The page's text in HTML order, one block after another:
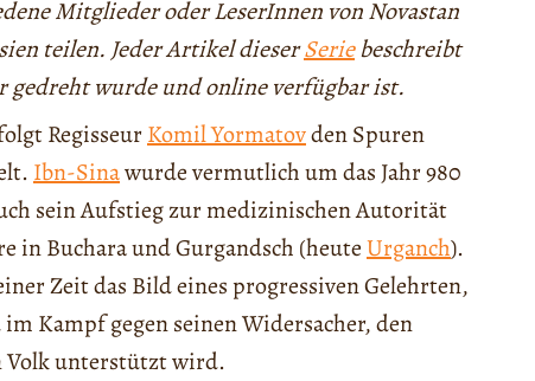
Mitglieder oder LeserInnen von Novastan
teilen. Jeder Artikel dieserSeriebeschreibt
wurde und online verfügbar ist.
RegisseurKomil Yormatovden Spuren
Ibn-Sinawurde vermutlich um das Jahr 980
sein Aufstieg zur medizinischen Autorität
in Buchara und Gurgandsch (heuteUrganch).
Zeit das Bild eines progressiven Gelehrten,
Kampf gegen seinen Widersacher, den
Volk unterstützt wird.